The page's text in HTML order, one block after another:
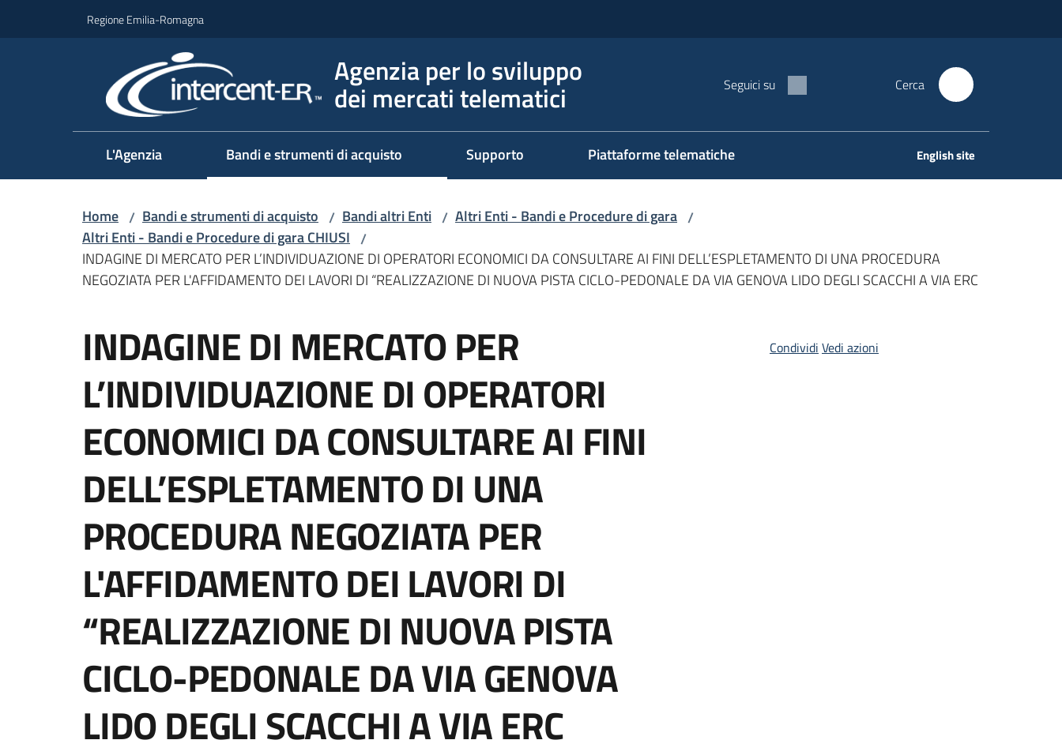
Regione Emilia-Romagna
Agenzia per lo sviluppo
dei mercati telematici Seguici su Cerca
L'Agenzia Bandi e strumenti di acquisto Supporto Piattaforme telematiche English site
Home / Bandi e strumenti di acquisto / Bandi altri Enti / Altri Enti - Bandi e Procedure di gara /
Altri Enti - Bandi e Procedure di gara CHIUSI /
INDAGINE DI MERCATO PER L’INDIVIDUAZIONE DI OPERATORI ECONOMICI DA CONSULTARE AI FINI DELL’ESPLETAMENTO DI UNA PROCEDURA
NEGOZIATA PER L'AFFIDAMENTO DEI LAVORI DI “REALIZZAZIONE DI NUOVA PISTA CICLO-PEDONALE DA VIA GENOVA LIDO DEGLI SCACCHI A VIA ERC
INDAGINE DI MERCATO PER
L’INDIVIDUAZIONE DI OPERATORI
ECONOMICI DA CONSULTARE AI FINI
DELL’ESPLETAMENTO DI UNA
PROCEDURA NEGOZIATA PER
L'AFFIDAMENTO DEI LAVORI DI
“REALIZZAZIONE DI NUOVA PISTA
CICLO-PEDONALE DA VIA GENOVA
LIDO DEGLI SCACCHI A VIA ERC
Condividi Vedi azioni